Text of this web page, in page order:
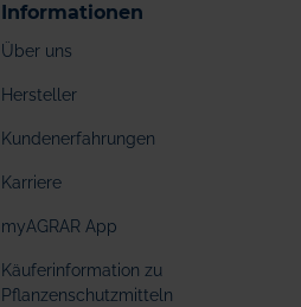
Informationen
Über uns
Hersteller
Kundenerfahrungen
Karriere
myAGRAR App
Käuferinformation zu
Pflanzenschutzmitteln